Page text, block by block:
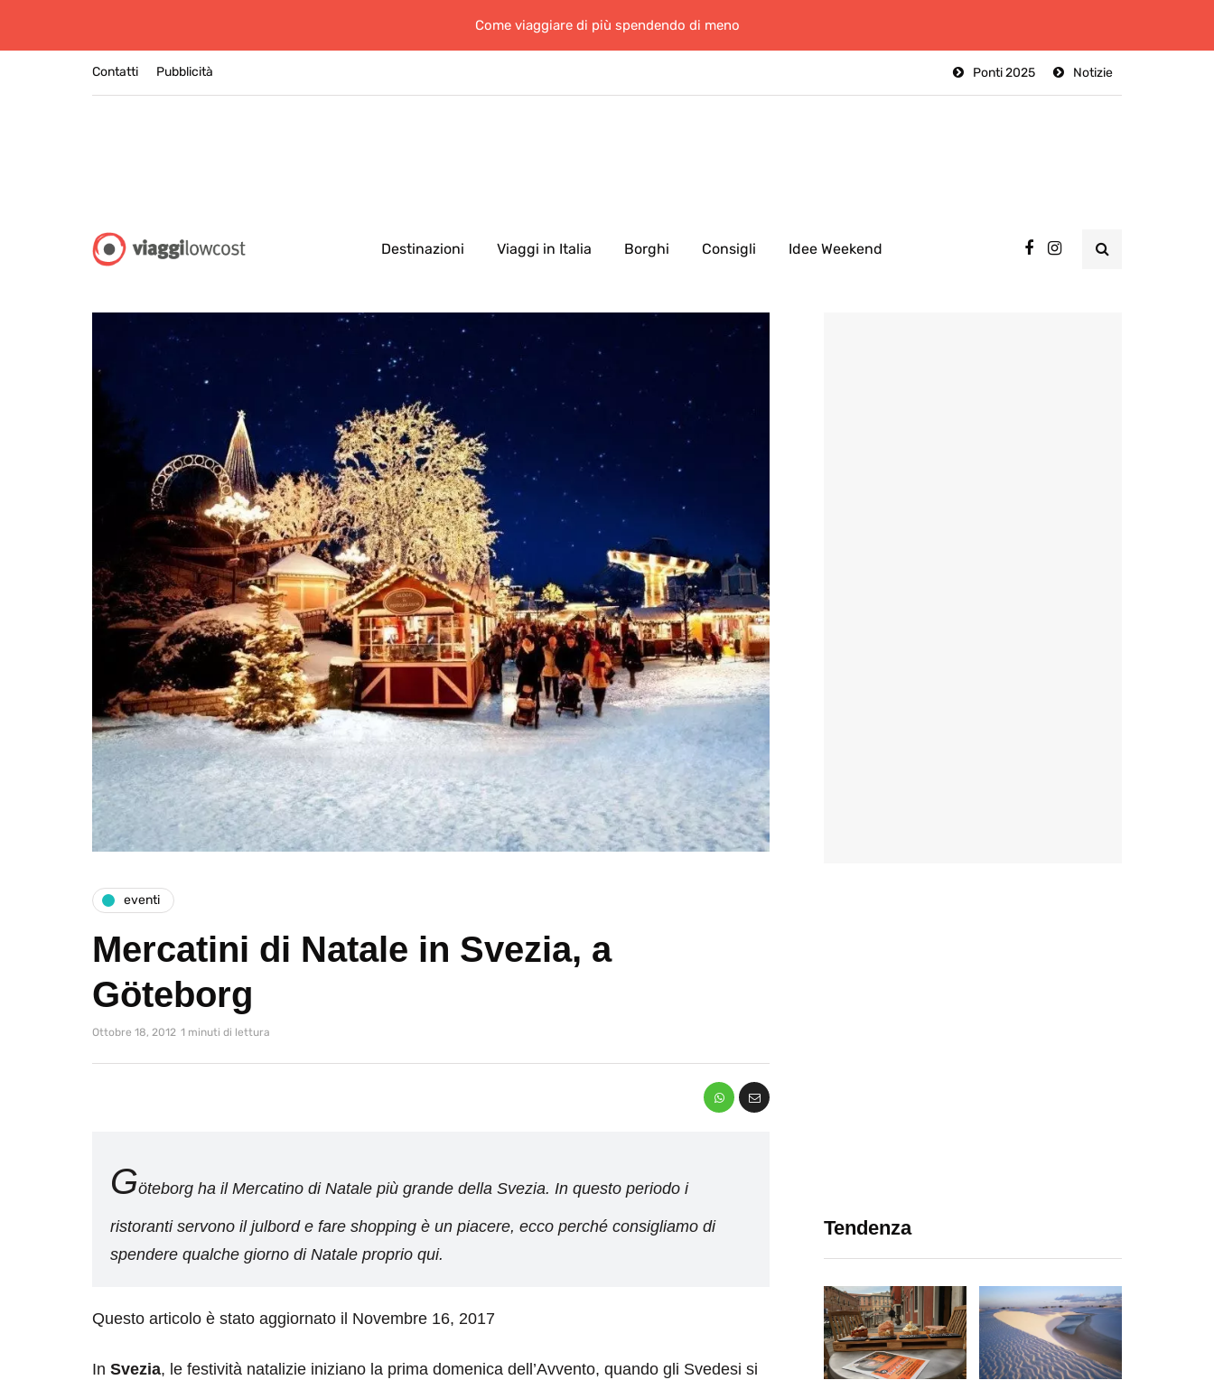
Come viaggiare di più spendendo di meno
Contatti Notizie
Ponti 2025
Pubblicità
Destinazioni Viaggi in Italia Borghi Consigli Idee Weekend
eventi
Mercatini di Natale in Svezia, a
Göteborg
Ottobre 18, 2012 1 minuti di lettura
Göteborg ha il Mercatino di Natale più grande della Svezia. In questo periodo i
ristoranti servono il julbord e fare shopping è un piacere, ecco perché consigliamo di
spendere qualche giorno di Natale proprio qui.
Questo articolo è stato aggiornato il Novembre 16, 2017
In Svezia, le festività natalizie iniziano la prima domenica dell’Avvento, quando gli Svedesi si
Tendenza